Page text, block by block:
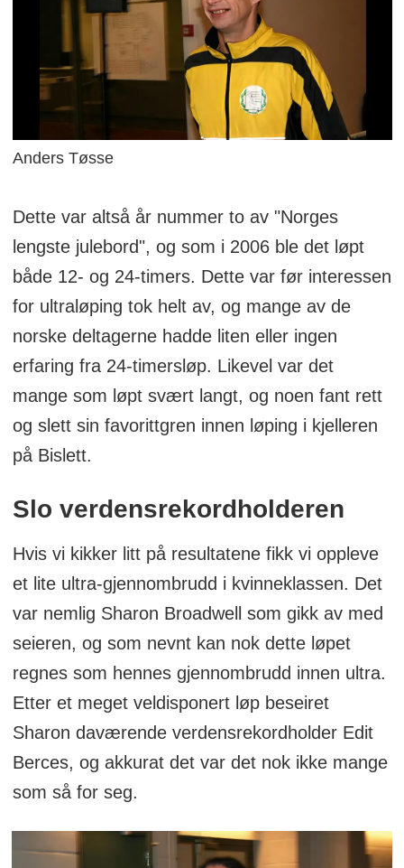
Anders Tøsse
Dette var altså år nummer to av "Norges
lengste julebord", og som i 2006 ble det løpt
både 12- og 24-timers. Dette var før interessen
for ultraløping tok helt av, og mange av de
norske deltagerne hadde liten eller ingen
erfaring fra 24-timersløp. Likevel var det
mange som løpt svært langt, og noen fant rett
og slett sin favorittgren innen løping i kjelleren
på Bislett.
Slo verdensrekordholderen
Hvis vi kikker litt på resultatene fikk vi oppleve
et lite ultra-gjennombrudd i kvinneklassen. Det
var nemlig Sharon Broadwell som gikk av med
seieren, og som nevnt kan nok dette løpet
regnes som hennes gjennombrudd innen ultra.
Etter et meget veldisponert løp beseiret
Sharon daværende verdensrekordholder Edit
Berces, og akkurat det var det nok ikke mange
som så for seg.